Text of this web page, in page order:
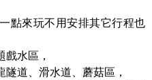
點來玩不用安排其它行程也
戲水區，
道、滑水道、蘑菇區，